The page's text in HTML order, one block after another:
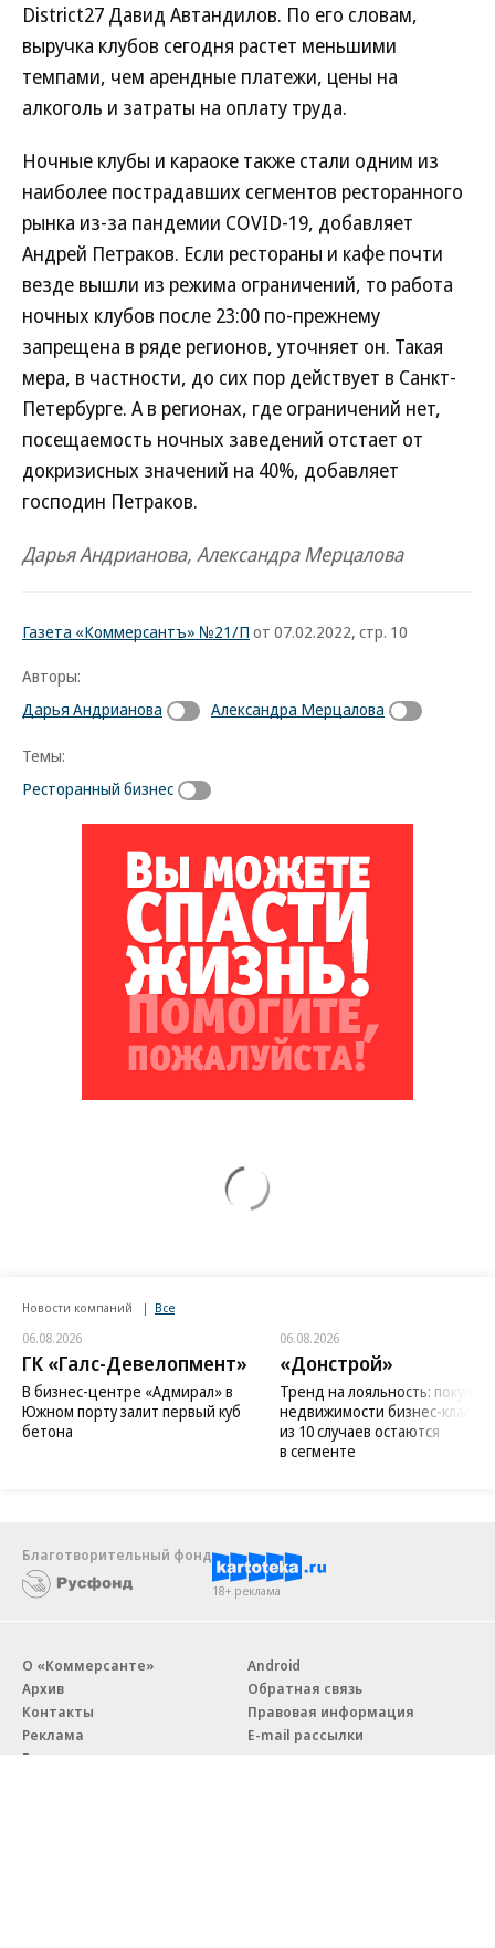
District27 Давид Автандилов. По его словам,
выручка клубов сегодня растет меньшими
темпами, чем арендные платежи, цены на
алкоголь и затраты на оплату труда.
Ночные клубы и караоке также стали одним из
наиболее пострадавших сегментов ресторанного
рынка из-за пандемии COVID-19, добавляет
Андрей Петраков. Если рестораны и кафе почти
везде вышли из режима ограничений, то работа
ночных клубов после 23:00 по-прежнему
запрещена в ряде регионов, уточняет он. Такая
мера, в частности, до сих пор действует в Санкт-
Петербурге. А в регионах, где ограничений нет,
посещаемость ночных заведений отстает от
докризисных значений на 40%, добавляет
господин Петраков.
Дарья Андрианова, Александра Мерцалова
Газета «Коммерсантъ» №21/П от 07.02.2022, стр. 10
Авторы:
Дарья Андрианова
Александра Мерцалова
Темы:
Ресторанный бизнес
Новости компаний Все
06.08.2026
ГК «Галс-Девелопмент»
В бизнес-центре «Адмирал» в
Южном порту залит первый куб
бетона
06.08.2026
«Донстрой»
Тренд на лояльность:
недвижимости бизнес-класса
из 10 случаев остаются
в сегменте
Благотворительный фонд
18+ реклама
О «Коммерсанте»
Архив
Контакты
Реклама
Вакансии
Android
Обратная связь
Правовая информация
E-mail рассылки